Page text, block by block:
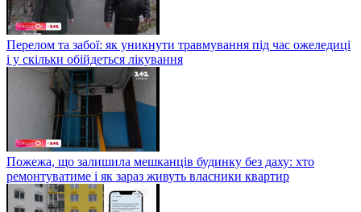
Перелом та забої: як уникнути травмування під час ожеледиці
і у скільки обійдеться лікування
Пожежа, що залишила мешканців будинку без даху: хто
ремонтуватиме і як зараз живуть власники квартир